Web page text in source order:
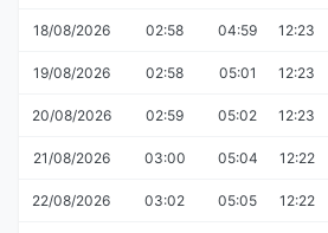
18/08/2026 02:58 04:59 12:23
19/08/2026 02:58 05:01 12:23
20/08/2026 02:59 05:02 12:23
21/08/2026 03:00 05:04 12:22
22/08/2026 03:02 05:05 12:22